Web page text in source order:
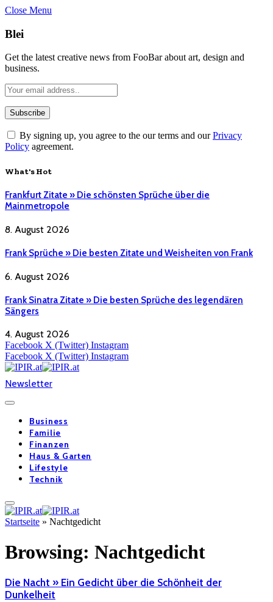
Close Menu
Blei
Get the latest creative news from FooBar about art, design and
business.
By signing up, you agree to the our terms and ourPrivacy
Policy agreement.
What's Hot
Frankfurt Zitate » Die schönsten Sprüche über die
Mainmetropole
8. August 2026
Frank Sprüche » Die besten Zitate und Weisheiten von Frank
6. August 2026
Frank Sinatra Zitate » Die besten Sprüche des legendären
Sängers
4. August 2026
Facebook X (Twitter) Instagram
Facebook X (Twitter) Instagram
Newsletter
Business
Familie
Finanzen
Haus & Garten
Lifestyle
Technik
Startseite » Nachtgedicht
Browsing: Nachtgedicht
Die Nacht » Ein Gedicht über die Schönheit der
Dunkelheit